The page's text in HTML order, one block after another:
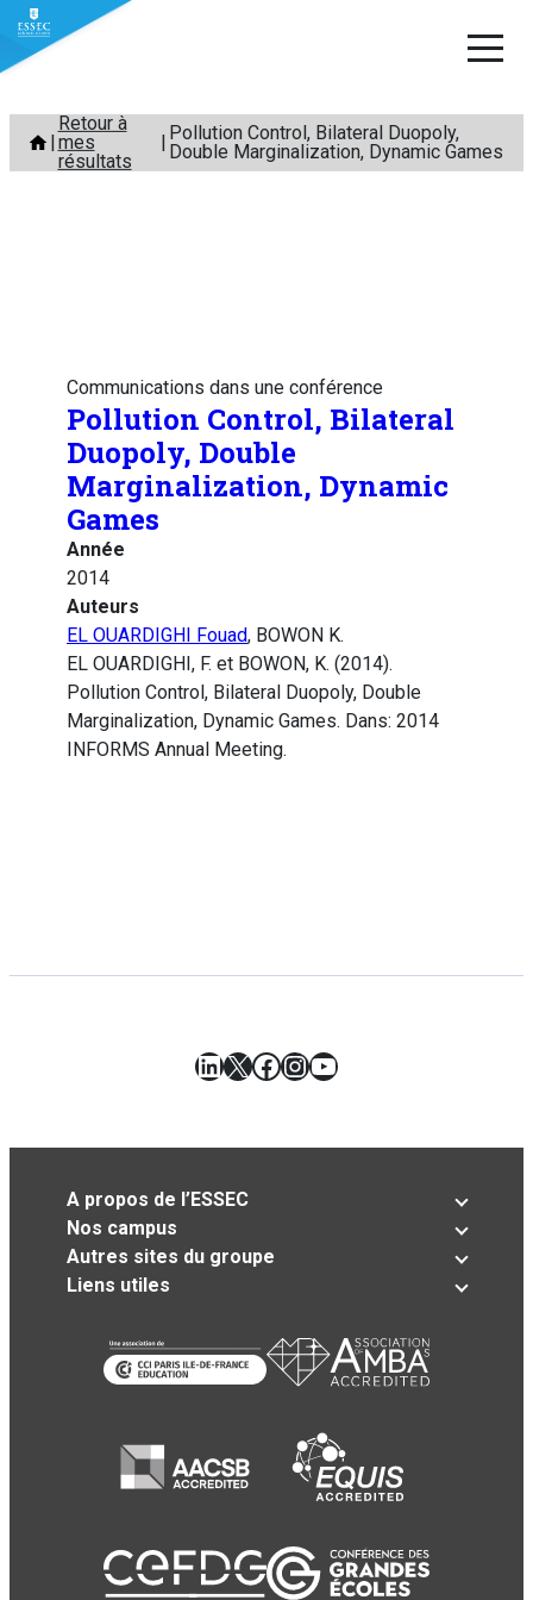
Aller
contenu
Retour à
mes
résultats
Pollution Control, Bilateral Duopoly,
Double Marginalization, Dynamic Games
Communications dans une conférence
Pollution Control, Bilateral
Duopoly, Double
Marginalization, Dynamic
Games
Année
2014
Auteurs
EL OUARDIGHI Fouad, BOWON K.
EL OUARDIGHI, F. et BOWON, K. (2014).
Pollution Control, Bilateral Duopoly, Double
Marginalization, Dynamic Games. Dans: 2014
INFORMS Annual Meeting.
LinkedIn
X Facebook
Instagram
YouTube
A propos de l’ESSEC
Nos campus
Autres sites du groupe
Liens utiles